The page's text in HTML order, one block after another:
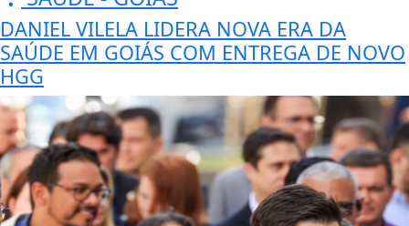
DANIEL VILELA LIDERA NOVA ERA DA
SAÚDE EM GOIÁS COM ENTREGA DE NOVO
HGG